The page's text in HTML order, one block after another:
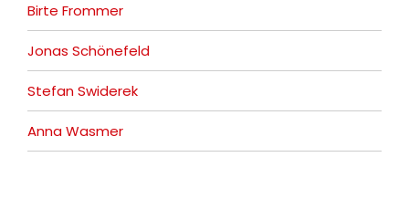
Birte Frommer
Jonas Schönefeld
Stefan Swiderek
Anna Wasmer